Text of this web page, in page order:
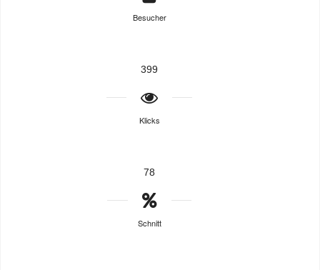
Besucher
399
Klicks
78
Schnitt